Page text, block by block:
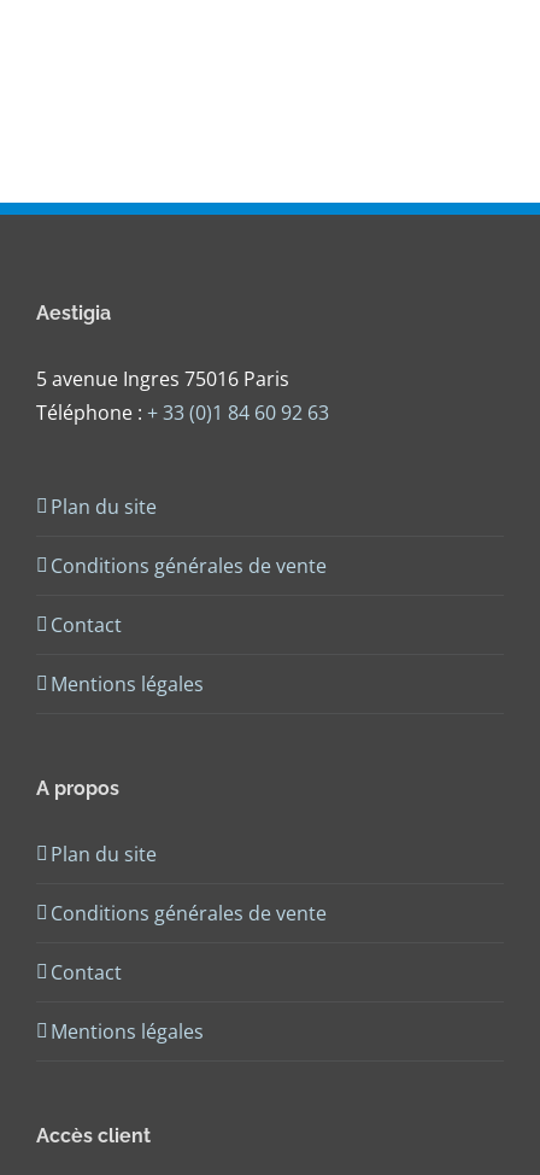
Aestigia
5 avenue Ingres 75016 Paris
Téléphone : + 33 (0)1 84 60 92 63
Plan du site
Conditions générales de vente
Contact
Mentions légales
A propos
Plan du site
Conditions générales de vente
Contact
Mentions légales
Accès client